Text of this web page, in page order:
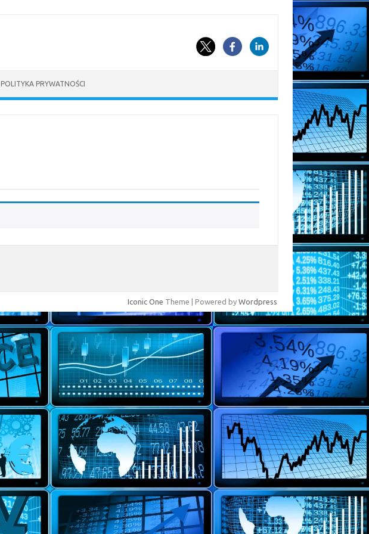
POLITYKA PRYWATNOŚCI
Iconic One Theme | Powered by Wordpress